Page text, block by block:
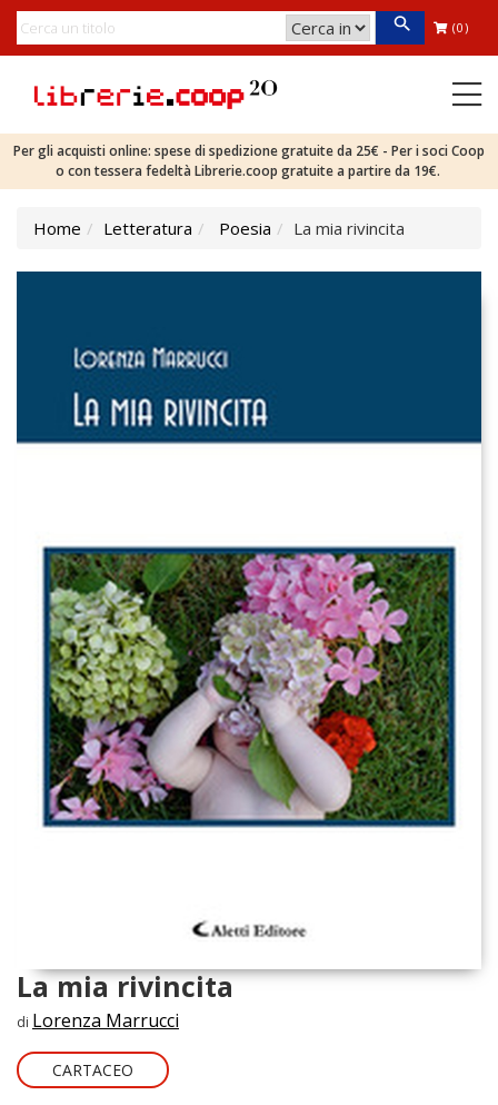
(0)
Per gli acquisti online: spese di spedizione gratuite da 25€ - Per i soci Coop
o con tessera fedeltà Librerie.coop gratuite a partire da 19€.
Home Letteratura Poesia La mia rivincita
La mia rivincita
di Lorenza Marrucci
CARTACEO